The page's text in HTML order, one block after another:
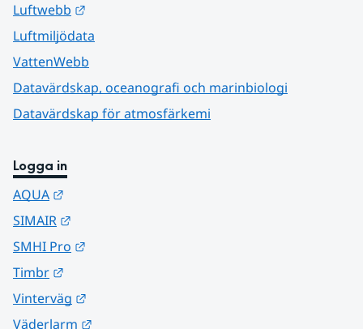
Luftwebb
Luftmiljödata
VattenWebb
Datavärdskap, oceanografi och marinbiologi
Datavärdskap för atmosfärkemi
Logga in
AQUA
SIMAIR
SMHI Pro
Timbr
Vinterväg
Väderlarm